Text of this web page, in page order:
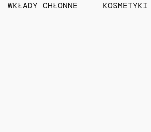
WKŁADY CHŁONNE KOSMETYKI